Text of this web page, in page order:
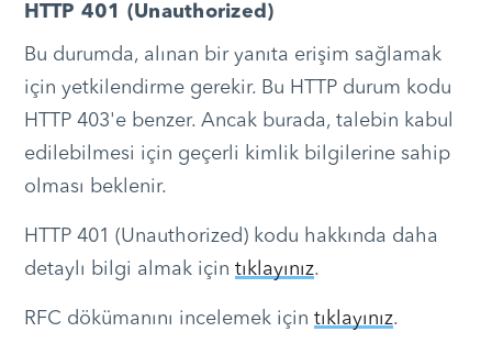
HTTP 401 (Unauthorized)
Bu durumda, alınan bir yanıta erişim sağlamak
için yetkilendirme gerekir. Bu HTTP durum kodu
HTTP 403'e benzer. Ancak burada, talebin kabul
edilebilmesi için geçerli kimlik bilgilerine sahip
olması beklenir.
HTTP 401 (Unauthorized) kodu hakkında daha
detaylı bilgi almak için tıklayınız.
RFC dökümanını incelemek için tıklayınız.